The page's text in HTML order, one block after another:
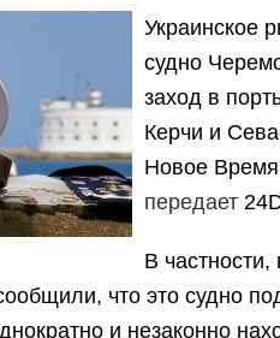
Украинское
судно
заход в
Керчи и
Новое Время
передает
В
что это судно
и незаконно